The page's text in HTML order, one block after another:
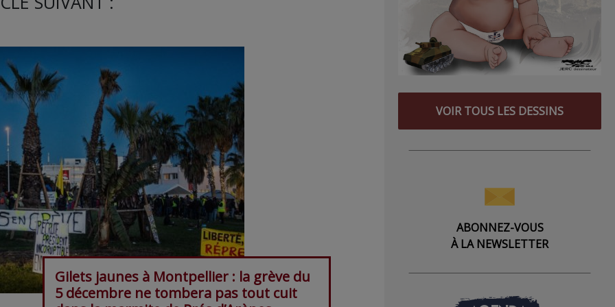
Gilets jaunes à Montpellier : la grève du
5 décembre ne tombera pas tout cuit
VOIR TOUS LES DESSINS
ABONNEZ-VOUS
À LA NEWSLETTER